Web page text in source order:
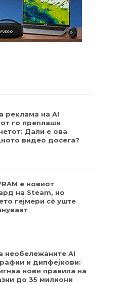
реклама на AI
го преплаши
Дали е ова
видео досега?
е новиот
на Steam, но
гејмери ​​сè уште
необележаните AI
и дипфејкови:
нови правила на
до 35 милиони